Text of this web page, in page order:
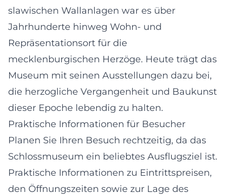
slawischen Wallanlagen war es über
Jahrhunderte hinweg Wohn- und
Repräsentationsort für die
mecklenburgischen Herzöge. Heute trägt das
Museum mit seinen Ausstellungen dazu bei,
die herzogliche Vergangenheit und Baukunst
dieser Epoche lebendig zu halten.
Praktische Informationen für Besucher
Planen Sie Ihren Besuch rechtzeitig, da das
Schlossmuseum ein beliebtes Ausflugsziel ist.
Praktische Informationen zu Eintrittspreisen,
den Öffnungszeiten sowie zur Lage des